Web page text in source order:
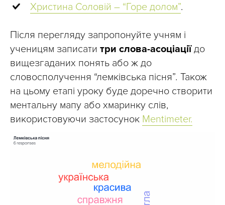
Христина Соловій – “Горе долом”.
Після перегляду запропонуйте учням і
ученицям записати три слова-асоціаціїдо
вищезгаданих понять або ж до
словосполучення “лемківська пісня”. Також
на цьому етапі уроку буде доречно створити
ментальну мапу або хмаринку слів,
використовуючи застосунок Mentimeter.